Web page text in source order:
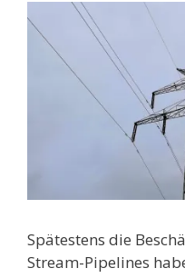
Spätestens die
Stream-Pipelines